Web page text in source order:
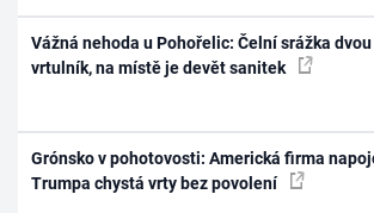
Vážná nehoda u Pohořelic: Čelní srážka
vrtulník, na místě je devět sanitek
Grónsko v pohotovosti: Americká firma
Trumpa chystá vrty bez povolení